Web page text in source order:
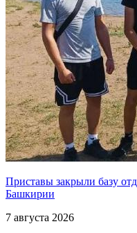
Приставы закрыли базу
Башкирии
7 августа 2026